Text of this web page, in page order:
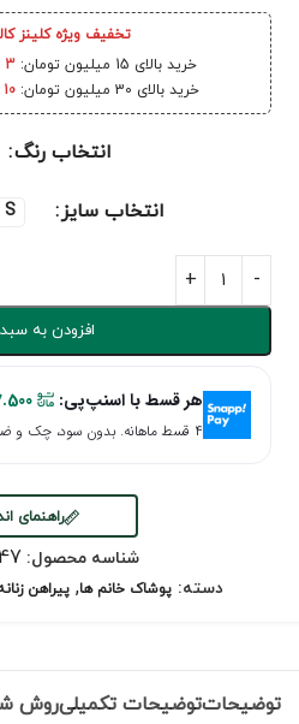
تخفیف ویژه کلینز
خرید بالای 15 میلیون تومان:
3 میلیون تومان
خرید بالای 30 میلیون تومان:
10 میلیون تومان
انتخاب رنگ
انتخاب سایز S
افزودن به
هر قسط با اسنپ‌پی:
۴ قسط ماهانه. بدون سود، چک و ضامن.
راهنمای
شناسه محصول:
دسته: پوشاک خانم ها, پیراهن
توضیحاتتوضیحات تکمیلیروش